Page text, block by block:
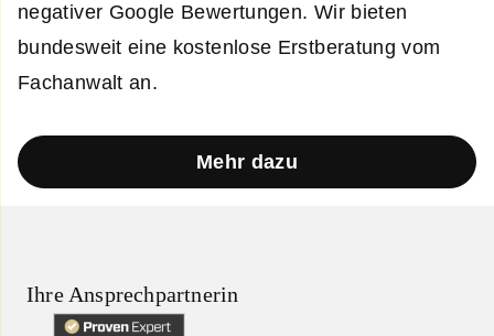
negativer Google Bewertungen. Wir bieten
bundesweit eine kostenlose Erstberatung vom
Fachanwalt an.
Mehr dazu
Ihre Ansprechpartnerin